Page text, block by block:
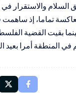
السلام والاستقرار
تماما، إذ
بقيت القضية
المنطقة أمرا بعيد